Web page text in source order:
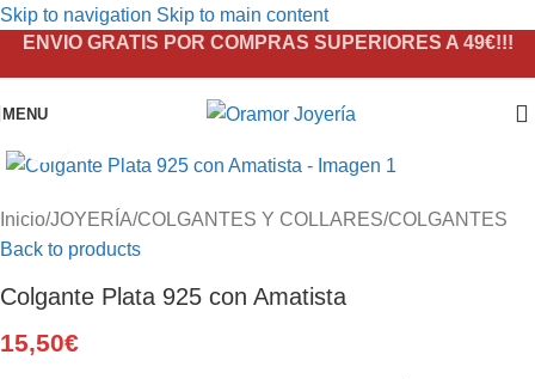
Skip to navigation Skip to main content
ENVIO GRATIS POR COMPRAS SUPERIORES A 49€!!!
MENU
Inicio/JOYERÍA/COLGANTES Y COLLARES/COLGANTES
Back to products
Colgante Plata 925 con Amatista
15,50€